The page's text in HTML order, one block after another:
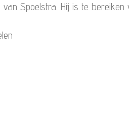
Spoelstra. Hij is te